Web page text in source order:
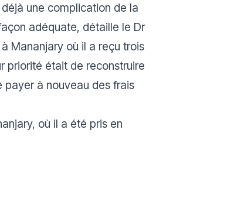
une complication de la
adéquate, détaille le Dr
Mananjary où il a reçu trois
priorité était de reconstruire
payer à nouveau des frais
où il a été pris en